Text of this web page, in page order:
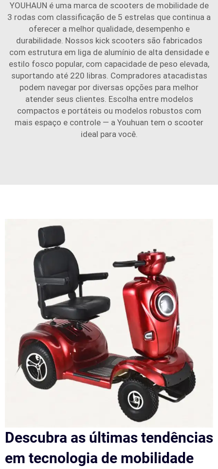
YOUHAUN é uma marca de scooters de mobilidade de
3 rodas com classificação de 5 estrelas que continua a
oferecer a melhor qualidade, desempenho e
durabilidade. Nossos kick scooters são fabricados
com estrutura em liga de alumínio de alta densidade e
estilo fosco popular, com capacidade de peso elevada,
suportando até 220 libras. Compradores atacadistas
podem navegar por diversas opções para melhor
atender seus clientes. Escolha entre modelos
compactos e portáteis ou modelos robustos com
mais espaço e controle — a Youhuan tem o scooter
ideal para você.
Descubra as últimas tendências
em tecnologia de mobilidade